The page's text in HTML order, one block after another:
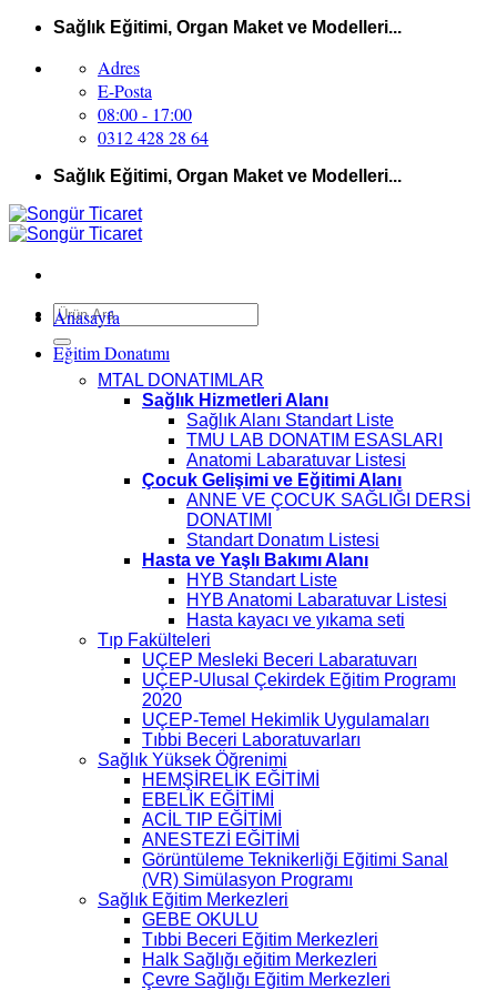
İçeriğeSağlık Eğitimi, Organ Maket ve Modelleri...
Adres
E-Posta
08:00 - 17:00
0312 428 28 64
Sağlık Eğitimi, Organ Maket ve Modelleri...
Ara:
Anasayfa
Eğitim Donatımı
MTAL DONATIMLAR
Sağlık Hizmetleri Alanı
Sağlık Alanı Standart Liste
TMU LAB DONATIM ESASLARI
Anatomi Labaratuvar Listesi
Çocuk Gelişimi ve Eğitimi Alanı
ANNE VE ÇOCUK SAĞLIĞI DERSİ
DONATIMI
Standart Donatım Listesi
Hasta ve Yaşlı Bakımı Alanı
HYB Standart Liste
HYB Anatomi Labaratuvar Listesi
Hasta kayacı ve yıkama seti
Tıp Fakülteleri
UÇEP Mesleki Beceri Labaratuvarı
UÇEP-Ulusal Çekirdek Eğitim Programı
2020
UÇEP-Temel Hekimlik Uygulamaları
Tıbbi Beceri Laboratuvarları
Sağlık Yüksek Öğrenimi
HEMŞİRELİK EĞİTİMİ
EBELİK EĞİTİMİ
ACİL TIP EĞİTİMİ
ANESTEZİ EĞİTİMİ
Görüntüleme Teknikerliği Eğitimi Sanal
(VR) Simülasyon Programı
Sağlık Eğitim Merkezleri
GEBE OKULU
Tıbbi Beceri Eğitim Merkezleri
Halk Sağlığı eğitim Merkezleri
Çevre Sağlığı Eğitim Merkezleri